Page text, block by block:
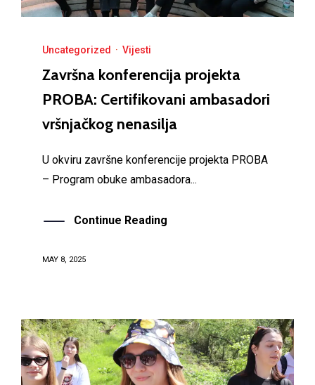
Uncategorized · Vijesti
Završna konferencija projekta
PROBA: Certifikovani ambasadori
vršnjačkog nenasilja
U okviru završne konferencije projekta PROBA
– Program obuke ambasadora...
Continue Reading
MAY 8, 2025